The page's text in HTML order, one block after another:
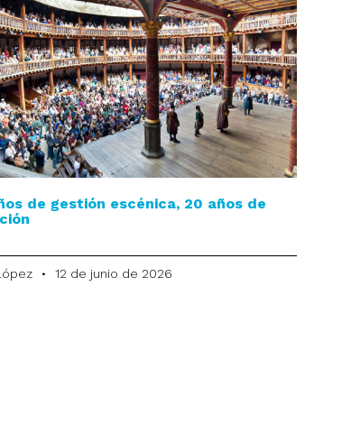
de gestión escénica, 20 años de
12 de junio de 2026